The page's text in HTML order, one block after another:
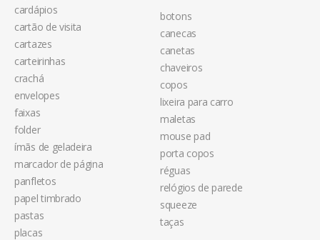
cardápios
cartão de visita
cartazes
carteirinhas
crachá
envelopes
faixas
folder
ímãs de geladeira
marcador de página
panfletos
papel timbrado
pastas
placas
botons
canecas
canetas
chaveiros
copos
lixeira para carro
maletas
mouse pad
porta copos
réguas
relógios de parede
squeeze
taças